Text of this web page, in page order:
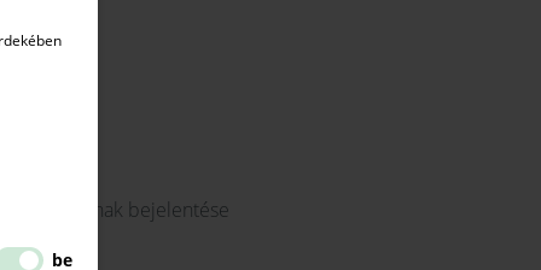
be
folytatásának bejelentése